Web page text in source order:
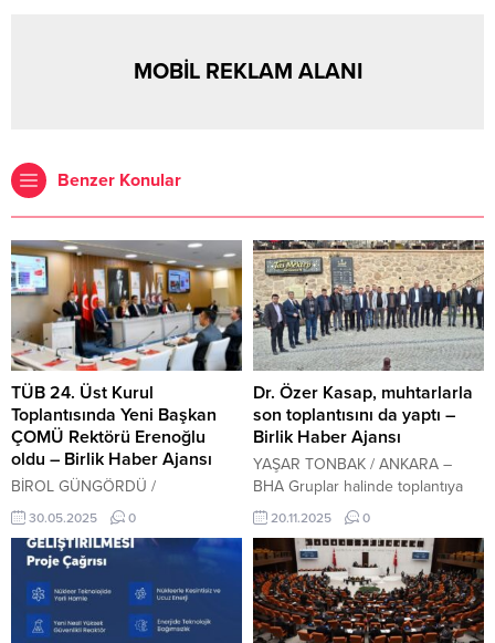
MOBİL REKLAM ALANI
Benzer Konular
TÜB 24. Üst Kurul
Toplantısında Yeni Başkan
ÇOMÜ Rektörü Erenoğlu
oldu – Birlik Haber Ajansı
BİROL GÜNGÖRDÜ /
ÇANAKKALE – BHA Trakya
Üniversiteler Birliği (TÜB) Dönem
Başkanlığı devir teslim töreni ve
24. Üst Kurul Toplantısı
Çanakkale’de gerçekleştirildi.
Toplantıda ÇOMÜ Rektörü Prof.Dr.
30.05.2025 0
Dr. Özer Kasap, muhtarlarla
son toplantısını da yaptı –
Birlik Haber Ajansı
YAŞAR TONBAK / ANKARA –
BHA Gruplar halinde toplantıya
alınan ilçe genelinde tüm
muhtarlarla kahvaltılı toplantıda bir
araya gelen Belediye başkanı Dr.
Özer Kasap, bu gün Taşmektep’te
son Toplantısında muhtarlarla bir
araya geldi. Belediye başkanı Dr.
20.11.2025 0